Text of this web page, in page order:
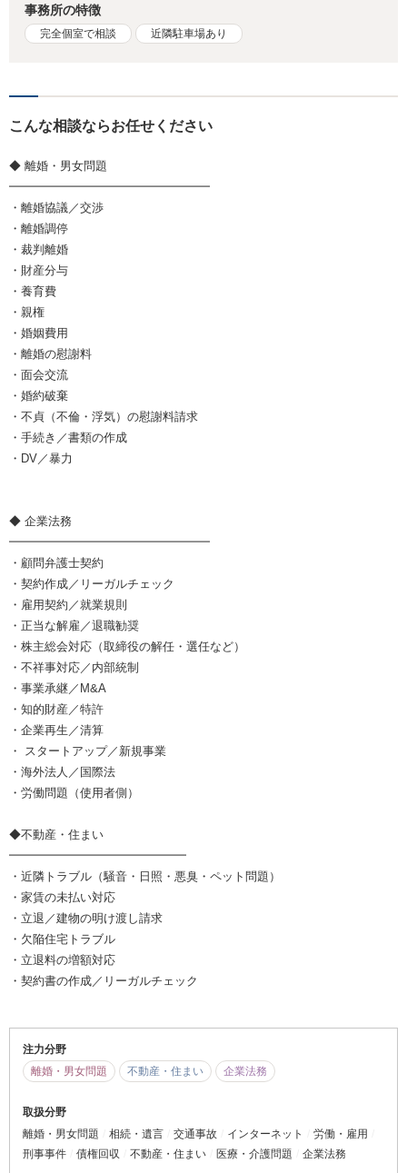
事務所の特徴
完全個室で相談 近隣駐車場あり
こんな相談ならお任せください
◆ 離婚・男女問題
━━━━━━━━━━━━━━━━━
・離婚協議／交渉
・離婚調停
・裁判離婚
・財産分与
・養育費
・親権
・婚姻費用
・離婚の慰謝料
・面会交流
・婚約破棄
・不貞（不倫・浮気）の慰謝料請求
・手続き／書類の作成
・DV／暴力
◆ 企業法務
━━━━━━━━━━━━━━━━━
・顧問弁護士契約
・契約作成／リーガルチェック
・雇用契約／就業規則
・正当な解雇／退職勧奨
・株主総会対応（取締役の解任・選任など）
・不祥事対応／内部統制
・事業承継／M&A
・知的財産／特許
・企業再生／清算
・ スタートアップ／新規事業
・海外法人／国際法
・労働問題（使用者側）
◆不動産・住まい
━━━━━━━━━━━━━━━
・近隣トラブル（騒音・日照・悪臭・ペット問題）
・家賃の未払い対応
・立退／建物の明け渡し請求
・欠陥住宅トラブル
・立退料の増額対応
・契約書の作成／リーガルチェック
注力分野
離婚・男女問題
不動産・住まい 企業法務
取扱分野
離婚・男女問題
相続・遺言 交通事故 インターネット
労働・雇用
刑事事件
債権回収 不動産・住まい 医療・介護問題 企業法務